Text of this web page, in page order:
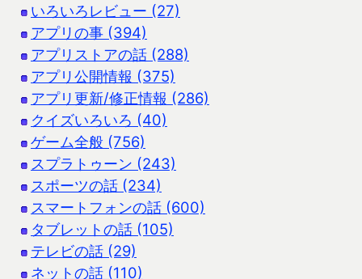
いろいろレビュー (27)
アプリの事 (394)
アプリストアの話 (288)
アプリ公開情報 (375)
アプリ更新/修正情報 (286)
クイズいろいろ (40)
ゲーム全般 (756)
スプラトゥーン (243)
スポーツの話 (234)
スマートフォンの話 (600)
タブレットの話 (105)
テレビの話 (29)
ネットの話 (110)